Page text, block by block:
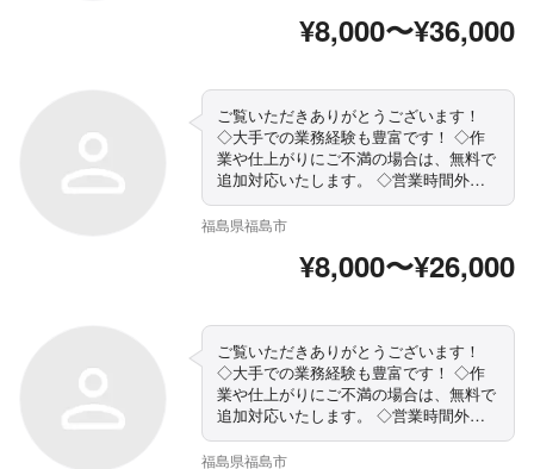
まずはお気軽にご相談ください！
¥8,000〜¥36,000
ご覧いただきありがとうございます！
◇大手での業務経験も豊富です！ ◇作
業や仕上がりにご不満の場合は、無料で
追加対応いたします。 ◇営業時間外・
対応地域外でもご要望お聞きします！
◇駐車代は当店が負担します ◇精一杯
まずはお気軽にご相談ください！
福島県福島市
¥8,000〜¥26,000
ご覧いただきありがとうございます！
◇大手での業務経験も豊富です！ ◇作
業や仕上がりにご不満の場合は、無料で
追加対応いたします。 ◇営業時間外・
対応地域外でもご要望お聞きします！
◇駐車代は当店が負担します ◇精一杯
福島県福島市